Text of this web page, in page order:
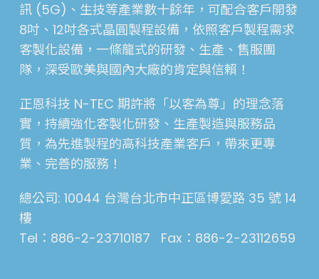
訊 (5G)、生技等產業數十餘年，可配合客戶開發
8吋、12吋各式晶圓製程設備，依照客戶製程需求
客製化設備，一條龍式的研發、生產、售服團
隊，深受歐美與國內大廠的肯定與信賴！
正恩科技 N-TEC 期許將「以客為尊」的理念落
實，持續強化客製化研發、生產製造與服務品
質，為先進製程的高科技產業客戶，帶來更專
業、完善的服務！
總公司: 10044 台灣台北市中正區博愛路 35 號 14
樓
Tel：886-2-23710187 Fax：886-2-23112659